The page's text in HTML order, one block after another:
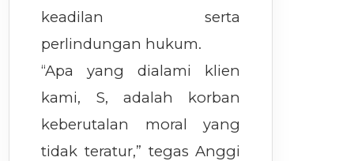
keadilan serta
perlindungan hukum.
“Apa yang dialami klien
kami, S, adalah korban
keberutalan moral yang
tidak teratur,” tegas Anggi